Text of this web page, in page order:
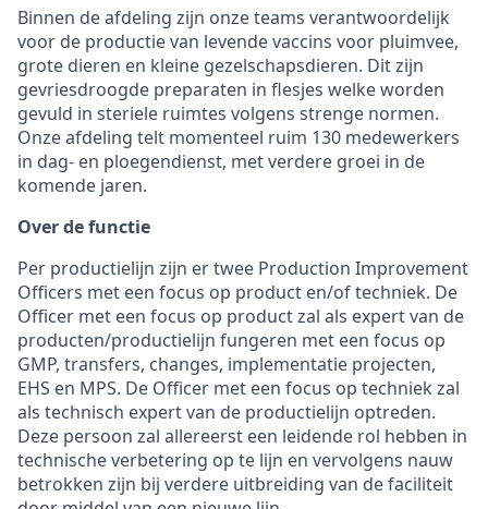
Binnen de afdeling zijn onze teams verantwoordelijk
voor de productie van levende vaccins voor pluimvee,
grote dieren en kleine gezelschapsdieren. Dit zijn
gevriesdroogde preparaten in flesjes welke worden
gevuld in steriele ruimtes volgens strenge normen.
Onze afdeling telt momenteel ruim 130 medewerkers
in dag- en ploegendienst, met verdere groei in de
komende jaren.
Over de functie
Per productielijn zijn er twee Production Improvement
Officers met een focus op product en/of techniek. De
Officer met een focus op product zal als expert van de
producten/productielijn fungeren met een focus op
GMP, transfers, changes, implementatie projecten,
EHS en MPS. De Officer met een focus op techniek zal
als technisch expert van de productielijn optreden.
Deze persoon zal allereerst een leidende rol hebben in
technische verbetering op te lijn en vervolgens nauw
betrokken zijn bij verdere uitbreiding van de faciliteit